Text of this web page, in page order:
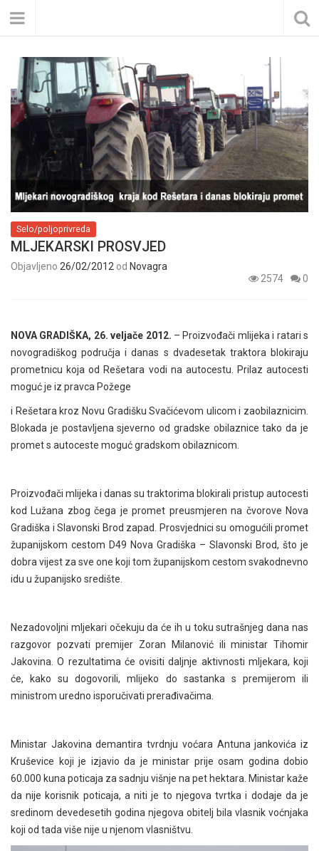
Selo/poljoprivreda
MLJEKARSKI PROSVJED
Objavljeno 26/02/2012 od Novagra
2574
0
NOVA GRADIŠKA, 26. veljače 2012. – Proizvođači mlijeka i ratari s
novogradiškog područja i danas s dvadesetak traktora blokiraju
prometnicu koja od Rešetara vodi na autocestu. Prilaz autocesti
moguć je iz pravca Požege
i Rešetara kroz Novu Gradišku Svačićevom ulicom i zaobilaznicim.
Blokada je postavljena sjeverno od gradske obilaznice tako da je
promet s autoceste moguć gradskom obilaznicom.
Proizvođači mlijeka i danas su traktorima blokirali pristup autocesti
kod Lužana zbog čega je promet preusmjeren na čvorove Nova
Gradiška i Slavonski Brod zapad. Prosvjednici su omogućili promet
županijskom cestom D49 Nova Gradiška – Slavonski Brod, što je
dobra vijest za sve one koji tom županijskom cestom svakodnevno
idu u županijsko središte.
Nezadovoljni mljekari očekuju da će ih u toku sutrašnjeg dana nas
razgovor pozvati premijer Zoran Milanović ili ministar Tihomir
Jakovina. O rezultatima će ovisiti daljnje aktivnosti mljekara, koji
će, kako su dogovorili, mlijeko do sastanka s premijerom ili
ministrom uredno isporučivati prerađivačima.
Ministar Jakovina demantira tvrdnju voćara Antuna jankovića iz
Kruševice koji je izjavio da je ministar prije osam godina dobio
60.000 kuna poticaja za sadnju višnje na pet hektara. Ministar kaže
da nije korisnik poticaja, a niti je to njegova tvrtka i dodaje da je
sredinom devedesetih godina njegova obitelj bila vlasnik voćnjaka
koji od tada više nije u njenom vlasništvu.